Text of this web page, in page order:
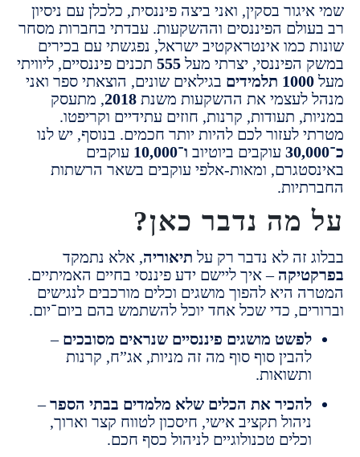
בסקין, ואני ביצה פיננסית, כלכלן עם ניסיון
הפיננסים וההשקעות. עבדתי בחברות מסחר
כמו אינטראקטיב ישראל, נפגשתי עם בכירים
יצרתי מעל555תכנים פיננסיים, ליוויתי
תלמידים
בגילאים שונים, הוצאתי ספר ואני
לעצמי את ההשקעות משנת2018, מתעסק
תעודות, קרנות, חוזים עתידיים וקריפטו.
לעזור לכם להיות יותר חכמים. בנוסף, יש לנו
עוקבים ביוטיוב ו־10,000
עוקבים
ומאות-אלפי עוקבים בשאר הרשתות
נדבר כאן?
זה לא נדבר רק עלתיאוריה , אלא נתמקד
– איך ליישם ידע פיננסי בחיים האמיתיים.
היא להפוך מושגים וכלים מורכבים לנגישים
כדי שכל אחד יוכל להשתמש בהם ביום־יום.
לפשט מושגים פיננסיים שנראים מסובכים–
להבין סוף סוף מה זה מניות, אג”ח, קרנות
ותשואות.
להכיר את הכלים שלא מלמדים בבתי הספר–
ניהול תקציב אישי, חיסכון לטווח קצר וארוך,
וכלים טכנולוגיים לניהול כסף חכם.